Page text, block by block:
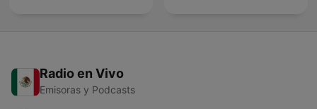
Radio en Vivo
Emisoras y Podcasts